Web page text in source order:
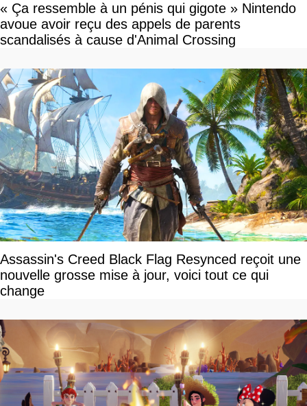
« Ça ressemble à un pénis qui gigote » Nintendo
avoue avoir reçu des appels de parents
scandalisés à cause d'Animal Crossing
Assassin's Creed Black Flag Resynced reçoit une
nouvelle grosse mise à jour, voici tout ce qui
change